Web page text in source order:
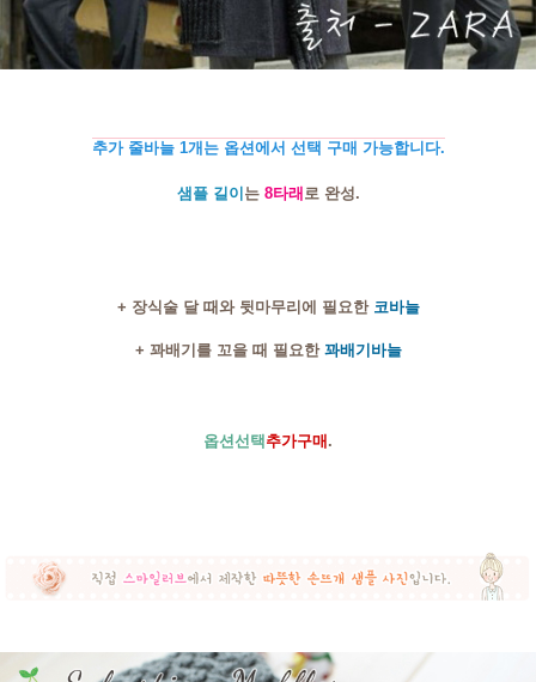
추가 줄바늘 1개는 옵션에서 선택 구매 가능합니다.
샘플 길이 는 8타래 로 완성.
+ 장식술 달 때와 뒷마무리에 필요한 코바늘
+ 꽈배기를 꼬을 때 필요한 꽈배기바늘
옵션선택 추가구매 .